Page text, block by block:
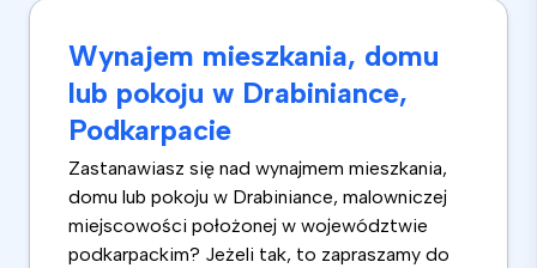
Wynajem mieszkania, domu
lub pokoju w Drabiniance,
Podkarpacie
Zastanawiasz się nad wynajmem mieszkania,
domu lub pokoju w Drabiniance, malowniczej
miejscowości położonej w województwie
podkarpackim? Jeżeli tak, to zapraszamy do